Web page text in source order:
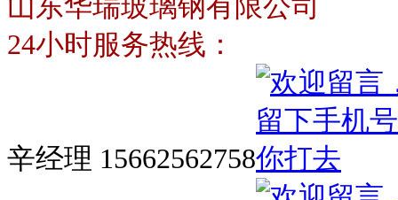
山东华瑞玻璃钢有限公司
24小时服务热线：
辛经理 15662562758